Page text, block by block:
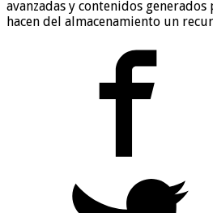
avanzadas y contenidos
hacen del almacenamiento un